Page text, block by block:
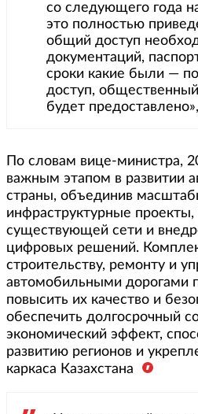
со следующего года
это полностью
общий доступ
документаций,
сроки какие были —
доступ,
будет
По словам вице-министра,
важным этапом в развитии
страны, объединив
инфраструктурные
существующей сети и
цифровых решений.
строительству, ремонту и
автомобильными дорогами
повысить их качество и
обеспечить долгосрочный
экономический эффект,
развитию регионов и
каркаса Казахстана